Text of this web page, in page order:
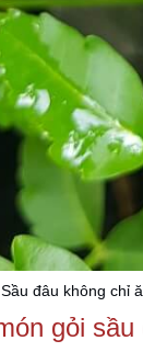
Sầu đâu không chỉ
gỏi